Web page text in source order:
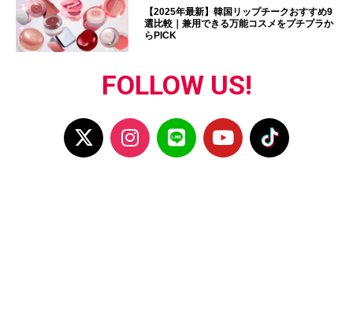
【2025年最新】韓国リップチークおすすめ9
選比較｜兼用できる万能コスメをプチプラか
らPICK
FOLLOW US!